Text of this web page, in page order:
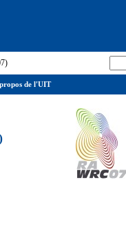
de l'UIT